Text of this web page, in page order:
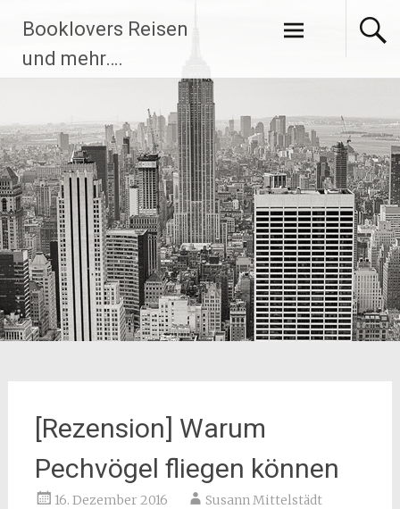
Inhalt
springen
Booklovers Reisen
und mehr….
[Rezension] Warum
Pechvögel fliegen können
16. Dezember 2016 Susann Mittelstädt